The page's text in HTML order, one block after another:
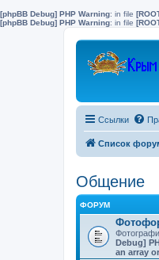
[phpBB Debug] PHP Warning: in file
[phpBB Debug] PHP Warning: in file
Ссылки
Список
Общение
ФОРУМ
Debug]
an array